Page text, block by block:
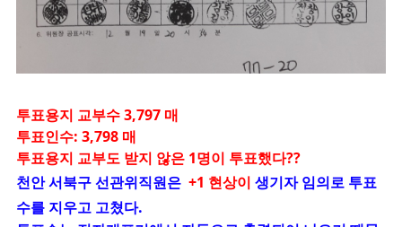
투표용지 교부수 3,797 매
투표인수: 3,798 매
투표용지 교부도 받지 않은 1명이 투표했다??
천안 서북구 선관위직원은 +1 현상이 생기자 임의로 투표
수를 지우고 고쳤다.